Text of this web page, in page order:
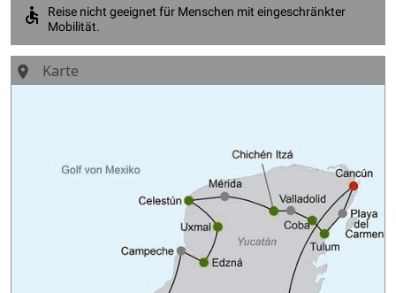
Reise nicht geeignet für Menschen mit eingeschränkter
Mobilität.
Karte